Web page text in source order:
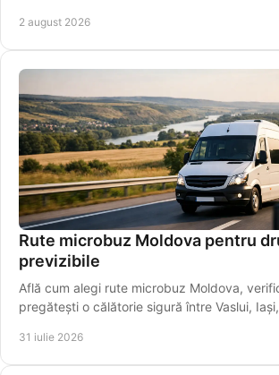
2 august 2026
Rute microbuz Moldova pentru
previzibile
Află cum alegi rute microbuz Moldova,
pregătești o călătorie sigură între Vaslui,
31 iulie 2026